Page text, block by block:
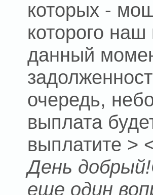
которых -
которого
данный
очередь,
выплата
выплатите >
День
еще один